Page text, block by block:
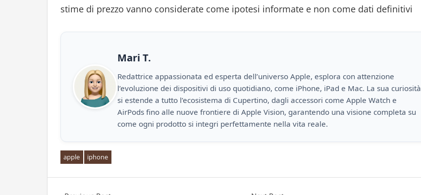
stime di prezzo vanno considerate come ipotesi informate e non come dati definitivi
Mari T.
Redattrice appassionata ed esperta dell’universo Apple, esplora con attenzione
l’evoluzione dei dispositivi di uso quotidiano, come iPhone, iPad e Mac. La sua curiosità
si estende a tutto l’ecosistema di Cupertino, dagli accessori come Apple Watch e
AirPods fino alle nuove frontiere di Apple Vision, garantendo una visione completa su
come ogni prodotto si integri perfettamente nella vita reale.
apple iphone